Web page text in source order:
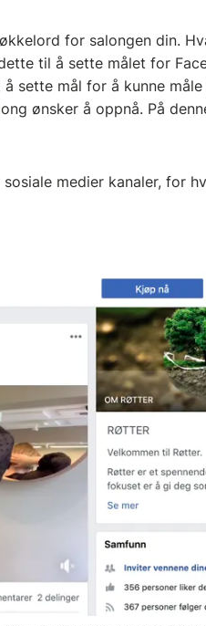
for salongen din.
til å sette målet for
sette mål for å kunne
ønsker å oppnå. På
medier kanaler, for